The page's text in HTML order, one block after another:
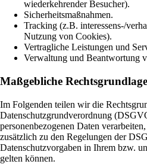
wiederkehrender Besucher).
Sicherheitsmaßnahmen.
Tracking (z.B. interessens-/
Nutzung von Cookies).
Vertragliche Leistungen und
Verwaltung und Beantwortung
Maßgebliche
Im Folgenden teilen wir die
Datenschutzgrundverordnung
personenbezogenen Daten
zusätzlich zu den Regelungen der
Datenschutzvorgaben in Ihrem bzw.
gelten können.